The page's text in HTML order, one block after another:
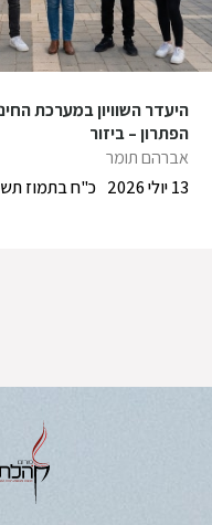
היעדר השוויון במערכת
הפתרון – ביזור
אברהם תומר
כ"ח בתמוז
13 יולי 2026